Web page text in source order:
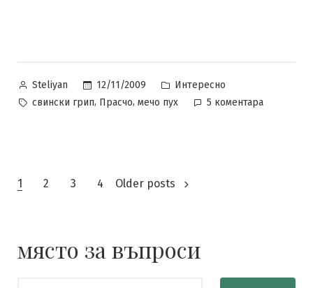
Posted
by
Steliyan 12/11/2009
Posted
in
Интересно
Tags:
свински грип, Прасчо, мечо пух 5 коментараза
Разделяне
публикациите
1 2 3 4 Older posts
място за въпроси